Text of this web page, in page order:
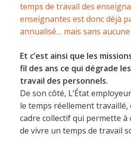
temps de travail des
enseignantes est donc déjà
annualisé… mais sans
Et c’est ainsi que les
fil des ans ce qui dégrade
travail des personnels.
De son côté, L’État
le temps réellement travaillé,
cadre collectif qui permette à
de vivre un temps de travail